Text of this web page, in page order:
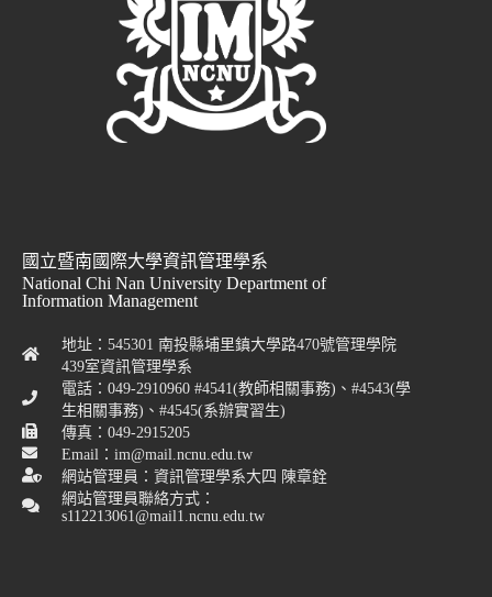
國立暨南國際大學資訊管理學系
National Chi Nan University Department of
Information Management
地址：545301 南投縣埔里鎮大學路470號管理學院
439室資訊管理學系
電話：049-2910960 #4541(教師相關事務)、#4543(學
生相關事務)、#4545(系辦實習生)
傳真：049-2915205
Email：im@mail.ncnu.edu.tw
網站管理員：資訊管理學系大四 陳章銓
網站管理員聯絡方式：
s112213061@mail1.ncnu.edu.tw